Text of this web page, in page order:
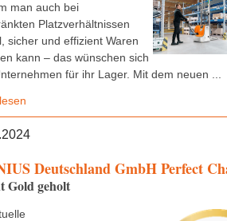
man auch bei
Platzverhältnissen
sicher und effizient Waren
kann – das wünschen sich
für ihr Lager. Mit dem neuen ...
Deutschland GmbH Perfect
Gold geholt